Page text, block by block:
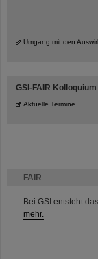
FAIR
Bei GSI entsteht
mehr.
Umgang mit den
GSI-FAIR Kolloquium
Aktuelle Termine